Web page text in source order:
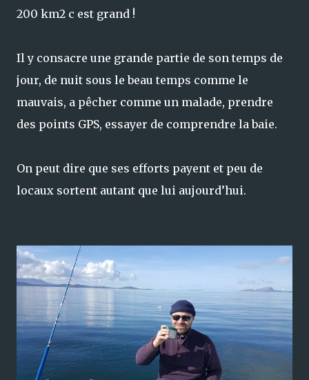
200 km2 c est grand !
Il y consacre une grande partie de son temps de
jour, de nuit sous le beau temps comme le
mauvais, a pêcher comme un malade, prendre
des points GPS, essayer de comprendre la baie.
On peut dire que ses efforts payent et peu de
locaux sortent autant que lui aujourd’hui.